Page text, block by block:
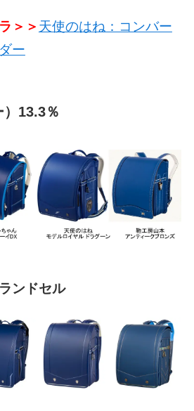
＞＞ 天使のはね：コンバー
ー
）13.3％
ンドセル